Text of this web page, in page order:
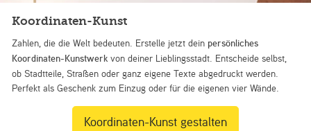
Koordinaten-Kunst
Zahlen, die die Welt bedeuten. Erstelle jetzt dein persönliches
Koordinaten-Kunstwerk von deiner Lieblingsstadt. Entscheide selbst,
ob Stadtteile, Straßen oder ganz eigene Texte abgedruckt werden.
Perfekt als Geschenk zum Einzug oder für die eigenen vier Wände.
Koordinaten-Kunst gestalten